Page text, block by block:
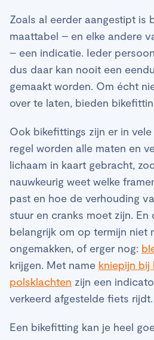
Zoals al eerder aangestipt is
maattabel – en elke andere
– een indicatie. Ieder
dus daar kan nooit een
gemaakt worden. Om écht
over te laten, bieden
Ook bikefittings zijn er in
regel worden alle maten en
lichaam in kaart gebracht,
nauwkeurig weet welke
past en hoe de verhouding
stuur en cranks moet zijn.
belangrijk om op termijn niet
ongemakken, of erger nog:
krijgen. Met name kniepijn bij
polsklachten zijn een
verkeerd afgestelde fiets rijdt.
Een bikefitting kan je heel